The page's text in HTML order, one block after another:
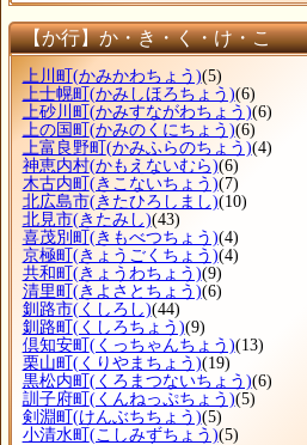
【か行】か・き・く・け・こ
上川町 (かみかわちょう)(5)
上士幌町 (かみしほろちょう)(6)
上砂川町 (かみすながわちょう)(6)
上の国町 (かみのくにちょう)(6)
上富良野町 (かみふらのちょう)(4)
神恵内村(かもえないむら)(6)
木古内町 (きこないちょう)(7)
北広島市(きたひろしまし)(10)
北見市(きたみし)(43)
喜茂別町 (きもべつちょう)(4)
京極町 (きょうごくちょう)(4)
共和町 (きょうわちょう)(9)
清里町 (きよさとちょう)(6)
釧路市(くしろし)(44)
釧路町 (くしろちょう)(9)
倶知安町 (くっちゃんちょう)(13)
栗山町 (くりやまちょう)(19)
黒松内町 (くろまつないちょう)(6)
訓子府町 (くんねっぷちょう)(5)
剣淵町 (けんぶちちょう)(5)
小清水町 (こしみずちょう)(5)